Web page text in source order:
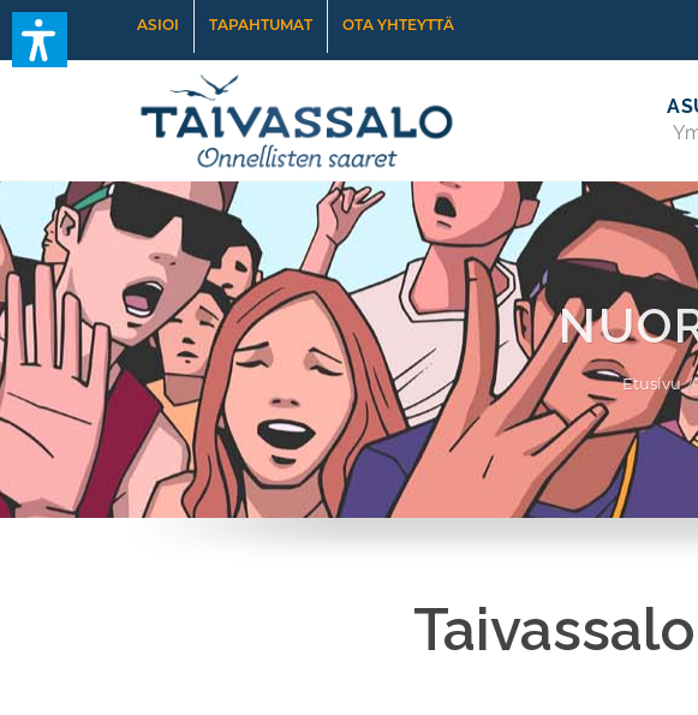
ASIOI TAPAHTUMAT OTA YHTEYTTÄ
Etusivu